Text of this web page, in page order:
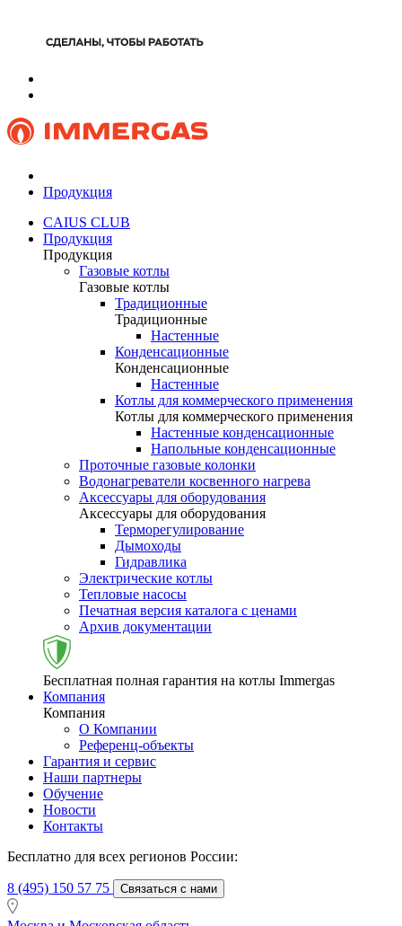
Продукция
CAIUS CLUB
Продукция
Продукция
Газовые котлы
Газовые котлы
Традиционные
Традиционные
Настенные
Конденсационные
Конденсационные
Настенные
Котлы для коммерческого применения
Котлы для коммерческого применения
Настенные конденсационные
Напольные конденсационные
Проточные газовые колонки
Водонагреватели косвенного нагрева
Аксессуары для оборудования
Аксессуары для оборудования
Терморегулирование
Дымоходы
Гидравлика
Электрические котлы
Тепловые насосы
Печатная версия каталога с ценами
Архив документации
Бесплатная полная гарантия на котлы Immergas
Компания
Компания
О Компании
Референц-объекты
Гарантия и сервис
Наши партнеры
Обучение
Новости
Контакты
Бесплатно для всех регионов России:
8 (495) 150 57 75 Связаться с нами